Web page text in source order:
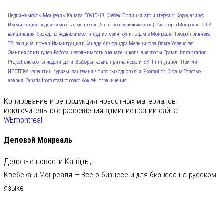
Недвижимость Монреаль Канада COVID-19 Квебек Полиция это интересно Коронавирус
Иммиграция недвижимость в монреале Агент по недвижимости | Риэлтор в Монреале США
вакцинация брокер по недвижимости суд история купить дом в Монреале Трюдо прививка
ТВ вакцина пожар Иммиграция в Канаду Александра Мельникова Ольга Успенская
Эмилия Альтшулер Работа недвижимость в канаде школа анекдоты Трамп
Immigration
Project анекдоты недели дети Выборы ковид притча недели SKI Immigration Притчи
ИПОТЕКА карантин туризм пандемия чтиво выходного дня Promotion Оксана Толстых
авария Canada from coast to coast Хоккей ограничения
Копирование и репродукция новостных материалов -
исключительно с разрешения администрации сайта
WEmontreal
Деловой Монреаль
Деловые новости Канады,
Квебека и Монреаля — Всё о бизнесе и для бизнеса на русском
языке